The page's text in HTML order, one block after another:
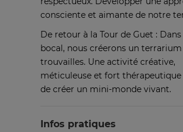
consciente et aimante de notre
De retour à la Tour de Guet :
bocal, nous créerons un
trouvailles. Une activité créative,
méticuleuse et fort thérapeutique
de créer un mini-monde vivant.
Infos pratiques